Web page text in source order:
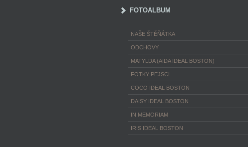
FOTOALBUM
NAŠE ŠTĚŇÁTKA
ODCHOVY
MATYLDA (AIDA IDEAL BOSTON)
FOTKY PEJSCI
COCO IDEAL BOSTON
DAISY IDEAL BOSTON
IN MEMORIAM
IRIS IDEAL BOSTON